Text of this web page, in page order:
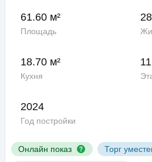
Онлайн показ
Торг
61.60 м²
Площадь
18.70 м²
Кухня
11
2024
Год постройки